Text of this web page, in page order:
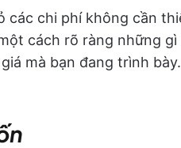
các chi phí không cần
cách rõ ràng những
mà bạn đang trình bày.